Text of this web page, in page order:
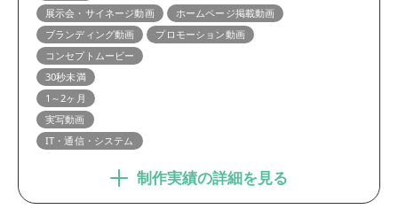
展示会・サイネージ動画
ホームページ掲載動画
ブランディング動画
プロモーション動画
コンセプトムービー
30秒未満
1～2ヶ月
実写動画
IT・通信・システム
制作実績の詳細を見る